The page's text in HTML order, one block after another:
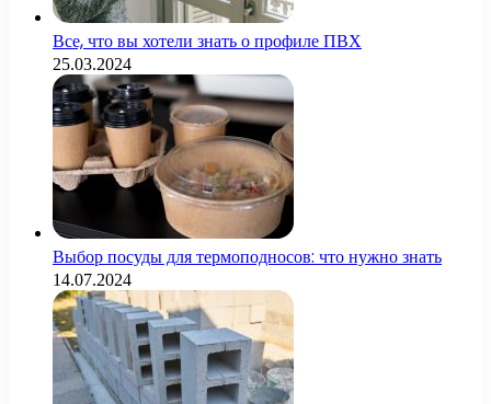
Все, что вы хотели знать о профиле ПВХ
25.03.2024
Выбор посуды для термоподносов: что нужно знать
14.07.2024